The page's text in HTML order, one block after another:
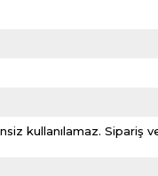
kullanılamaz.